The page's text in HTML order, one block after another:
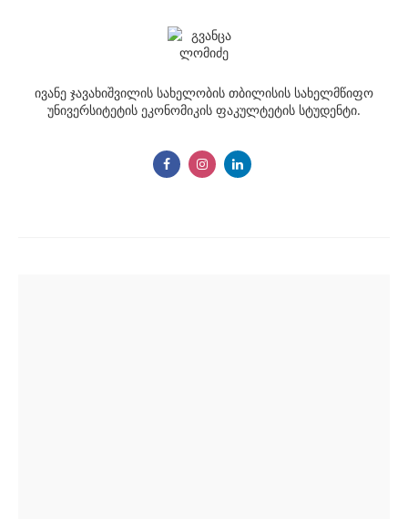
ივანე ჯავახიშვილის სახელობის თბილისის სახელმწიფო
უნივერსიტეტის ეკონომიკის ფაკულტეტის სტუდენტი.